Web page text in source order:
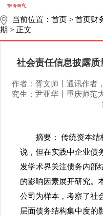
当前位置： 首页 > 首页财
期 > 正文
社会责任信息披露
作者：胥文帅丨通讯作者
究生；尹亚华丨重庆师范
摘要： 传统资本结
说，但在实践中企业债
发学术界关注债务内部
的影响因素展开研究。
公司为样本，考察了社
层面债务结构集中度的